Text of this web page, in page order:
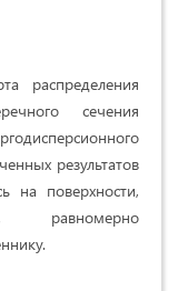
распределения
сечения
результатов
на поверхности,
равномерно